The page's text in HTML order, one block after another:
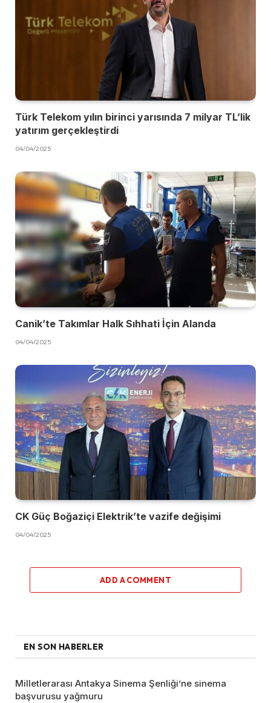
Türk Telekom yılın birinci yarısında 7 milyar TL’lik
yatırım gerçekleştirdi
04/04/2025
Canik’te Takımlar Halk Sıhhati İçin Alanda
04/04/2025
CK Güç Boğaziçi Elektrik’te vazife değişimi
04/04/2025
ADD A COMMENT
EN SON HABERLER
Milletlerarası Antakya Sinema Şenliği’ne sinema
başvurusu yağmuru